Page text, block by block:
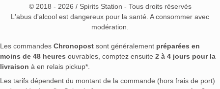
© 2018 - 2026 / Spirits Station - Tous droits réservés
L'abus d'alcool est dangereux pour la santé. A consommer avec
modération.
Les commandes Chronopost sont généralement préparées en
moins de 48 heures ouvrables, comptez ensuite 2 à 4 jours pour la
livraison à en relais pickup*.
Les tarifs dépendent du montant de la commande (hors frais de port)